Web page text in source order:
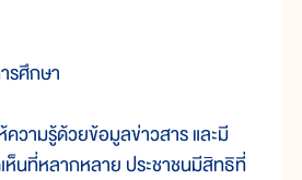
รศึกษา
มรู้ด้วยข้อมูลข่าวสาร และมี
ห็นที่หลากหลาย ประชาชนมีสิทธิที่